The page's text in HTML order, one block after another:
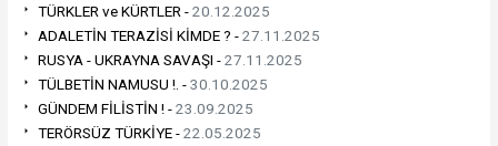
TÜRKLER ve KÜRTLER -20.12.2025
ADALETİN TERAZİSİ KİMDE ? -27.11.2025
RUSYA - UKRAYNA SAVAŞI -27.11.2025
TÜLBETİN NAMUSU !. -30.10.2025
GÜNDEM FİLİSTİN ! -23.09.2025
TERÖRSÜZ TÜRKİYE -22.05.2025